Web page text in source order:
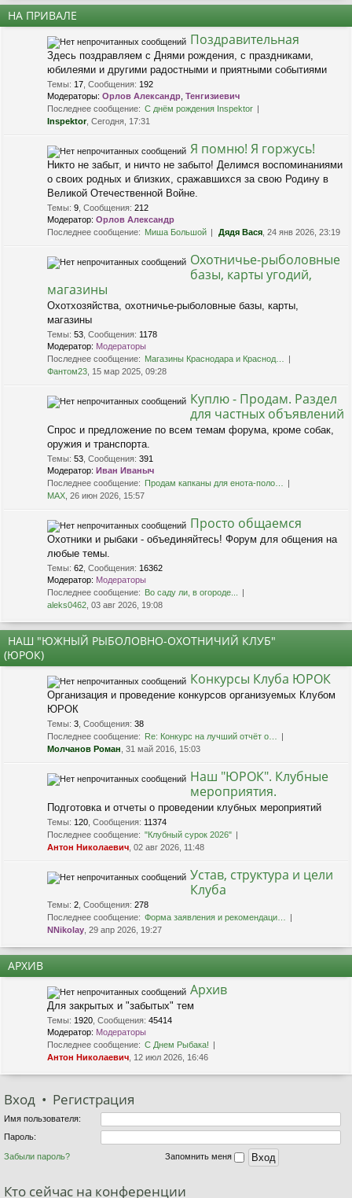
НА ПРИВАЛЕ
Поздравительная
Здесь поздравляем с Днями рождения, с праздниками,
юбилеями и другими радостными и приятными событиями
Темы: 17 Сообщения: 192
Модераторы: Орлов Александр Тенгизиевич
Последнее сообщение: С днём рождения Inspektor
Inspektor, Сегодня, 17:31
Я помню! Я горжусь!
Никто не забыт, и ничто не забыто! Делимся воспоминаниями
о своих родных и близких, сражавшихся за свою Родину в
Великой Отечественной Войне.
Темы: 9 Сообщения: 212
Модератор: Орлов Александр
Последнее сообщение: Миша Большой Дядя Вася , 24 янв 2026, 23:19
Охотничье-рыболовные
базы, карты угодий,
магазины
Охотхозяйства, охотничье-рыболовные базы, карты,
магазины
Темы: 53 Сообщения: 1178
Модератор: Модераторы
Последнее сообщение: Магазины Краснодара и Краснод…
Фантом23 , 15 мар 2025, 09:28
Куплю - Продам. Раздел
для частных объявлений
Спрос и предложение по всем темам форума, кроме собак,
оружия и транспорта.
Темы: 53 Сообщения: 391
Модератор: Иван Иваныч
Последнее сообщение: Продам капканы для енота-поло…
MAX , 26 июн 2026, 15:57
Просто общаемся
Охотники и рыбаки - объединяйтесь! Форум для общения на
любые темы.
Темы: 62 Сообщения: 16362
Модератор: Модераторы
Последнее сообщение: Во саду ли, в огороде...
aleks0462 , 03 авг 2026, 19:08
НАШ "ЮЖНЫЙ РЫБОЛОВНО-ОХОТНИЧИЙ КЛУБ"
(ЮРОК)
Конкурсы Клуба ЮРОК
Организация и проведение конкурсов организуемых Клубом
ЮРОК
Темы: 3 Сообщения: 38
Последнее сообщение: Re: Конкурс на лучший отчёт о…
Молчанов Роман , 31 май 2016, 15:03
Наш "ЮРОК". Клубные
мероприятия.
Подготовка и отчеты о проведении клубных мероприятий
Темы: 120 Сообщения: 11374
Последнее сообщение: "Клубный сурок 2026"
Антон Николаевич , 02 авг 2026, 11:48
Устав, структура и цели
Клуба
Темы: 2 Сообщения: 278
Последнее сообщение: Форма заявления и рекомендаци…
NNikolay , 29 апр 2026, 19:27
АРХИВ
Архив
Для закрытых и "забытых" тем
Темы: 1920 Сообщения: 45414
Модератор: Модераторы
Последнее сообщение: С Днем Рыбака!
Антон Николаевич , 12 июл 2026, 16:46
Вход • Регистрация
Имя пользователя:
Пароль:
Забыли пароль? Запомнить меня
Кто сейчас на конференции